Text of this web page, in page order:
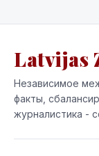
Latvijas
Независимое
факты,
журналистика -